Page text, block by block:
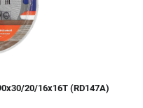
20/16x16T (RD147A)